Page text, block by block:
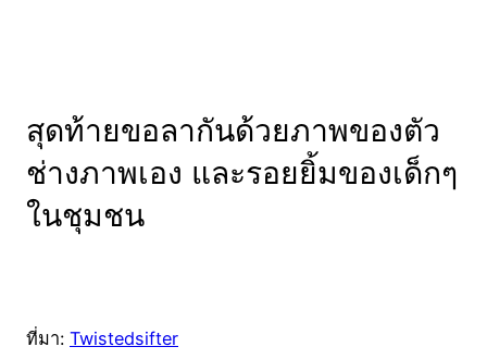
สุดท้ายขอลากันด้วยภาพของตัว
ช่างภาพเอง และรอยยิ้มของเด็กๆ
ในชุมชน
ที่มา: Twistedsifter